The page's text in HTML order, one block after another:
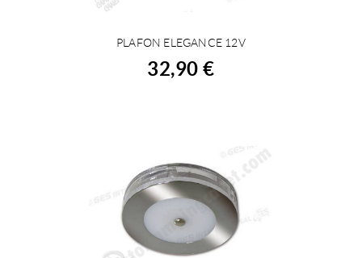
ACHETER
PLAFON ELEGANCE 12V
32,90 €